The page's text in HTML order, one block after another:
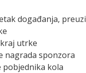
događanja,
utrke
nagrada sponzora
pobjednika kola